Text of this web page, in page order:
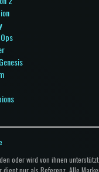
oder wird von ihnen
nur als Referenz. Alle